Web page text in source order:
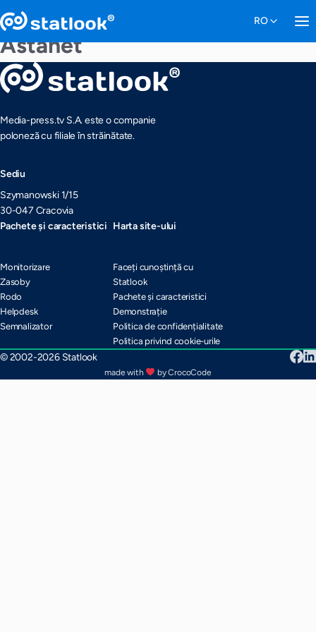
Astanet
Media-press.tv S.A. este o companie
poloneză cu filiale în străinătate.
Sediu
Szymanowski 1/15
30-047 Cracovia
Pachete și caracteristici
Monitorizare
Zasoby
Rodo
Helpdesk
Semnalizator
Harta site-ului
Faceți cunoștință cu
Statlook
Pachete și caracteristici
Demonstrație
Politica de confidențialitate
Politica privind cookie-urile
© 2002-2026 Statlook
made with by CrocoCode